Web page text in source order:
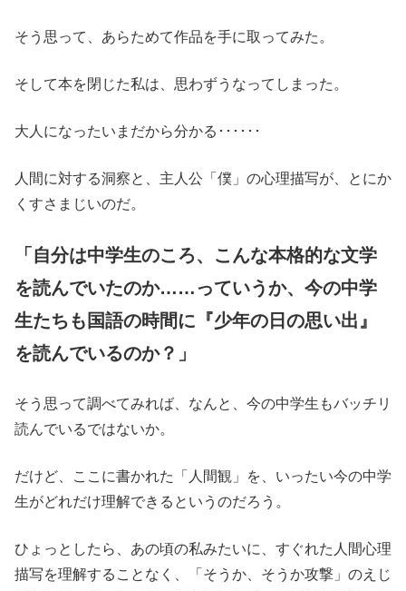
そう思って、あらためて作品を手に取ってみた。
そして本を閉じた私は、思わずうなってしまった。
大人になったいまだから分かる･･････
人間に対する洞察と、主人公「僕」の心理描写が、とにか
くすさまじいのだ。
「自分は中学生のころ、こんな本格的な文学
を読んでいたのか……っていうか、今の中学
生たちも国語の時間に『少年の日の思い出』
を読んでいるのか？」
そう思って調べてみれば、なんと、今の中学生もバッチリ
読んでいるではないか。
だけど、ここに書かれた「人間観」を、いったい今の中学
生がどれだけ理解できるというのだろう。
ひょっとしたら、あの頃の私みたいに、すぐれた人間心理
描写を理解することなく、「そうか、そうか攻撃」のえじ